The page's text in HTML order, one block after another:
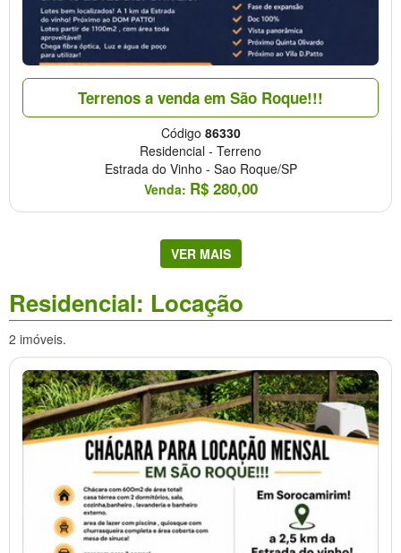
Terrenos a venda em São Roque!!!
Código 86330
Residencial - Terreno
Estrada do Vinho - Sao Roque/SP
Venda: R$ 280,00
VER MAIS
Residencial: Locação
2 imóveis.